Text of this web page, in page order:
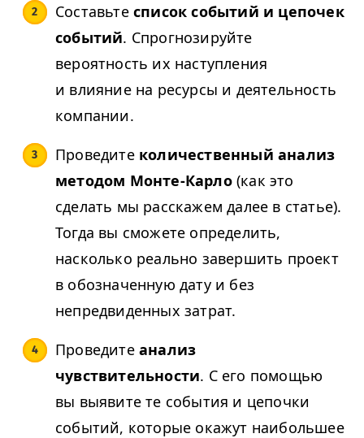
Составьте список событий и цепочек
событий. Спрогнозируйте
вероятность их наступления
и влияние на ресурсы и деятельность
компании.
Проведите количественный анализ
методом Монте-Карло(как это
сделать мы расскажем далее в статье).
Тогда вы сможете определить,
насколько реально завершить проект
в обозначенную дату и без
непредвиденных затрат.
Проведите анализ
чувствительности. С его помощью
вы выявите те события и цепочки
событий, которые окажут наибольшее